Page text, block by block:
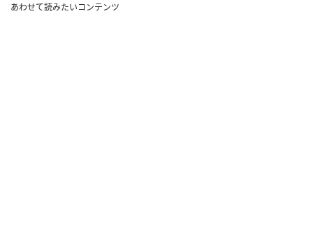
あわせて読みたいコンテンツ